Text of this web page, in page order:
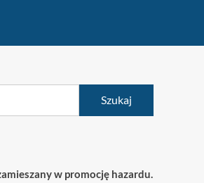
w promocję hazardu.